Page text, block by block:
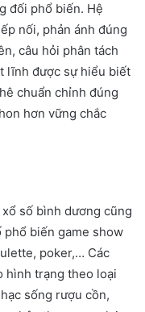
đối phổ biến. Hệ
nối, phản ánh đúng
câu hỏi phân tách
lĩnh được sự hiểu biết
chuẩn chỉnh đúng
hơn vững chắc
số bình dương cũng
biến game show
poker,… Các
hình trạng theo loại
sống rượu cồn,